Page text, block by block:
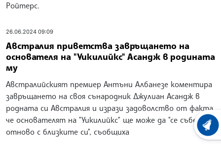
Ройтерс.
26.06.2024 09:09
Австралия приветства завръщането на
основателя на "Уикилийкс" Асандж в родината
му
Австралийският премиер Антъни Албанезе коментира
завръщането на своя сънародник Джулиан Асандж в
родната си Австралия и изрази задоволство от факта,
че основателят на "Уикилийкс" ще може да "се събере
отново с близките си", съобщиха